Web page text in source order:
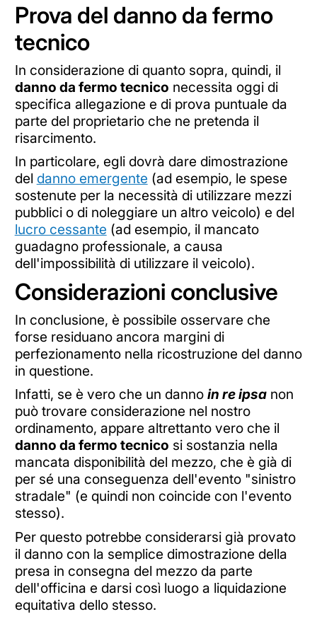
Prova del danno da fermo
tecnico
In considerazione di quanto sopra, quindi, il
danno da fermo tecnico necessita oggi di
specifica allegazione e di prova puntuale da
parte del proprietario che ne pretenda il
risarcimento.
In particolare, egli dovrà dare dimostrazione
del danno emergente (ad esempio, le spese
sostenute per la necessità di utilizzare mezzi
pubblici o di noleggiare un altro veicolo) e del
lucro cessante (ad esempio, il mancato
guadagno professionale, a causa
dell'impossibilità di utilizzare il veicolo).
Considerazioni conclusive
In conclusione, è possibile osservare che
forse residuano ancora margini di
perfezionamento nella ricostruzione del danno
in questione.
Infatti, se è vero che un danno in re ipsanon
può trovare considerazione nel nostro
ordinamento, appare altrettanto vero che il
danno da fermo tecnico si sostanzia nella
mancata disponibilità del mezzo, che è già di
per sé una conseguenza dell'evento "sinistro
stradale" (e quindi non coincide con l'evento
stesso).
Per questo potrebbe considerarsi già provato
il danno con la semplice dimostrazione della
presa in consegna del mezzo da parte
dell'officina e darsi così luogo a liquidazione
equitativa dello stesso.